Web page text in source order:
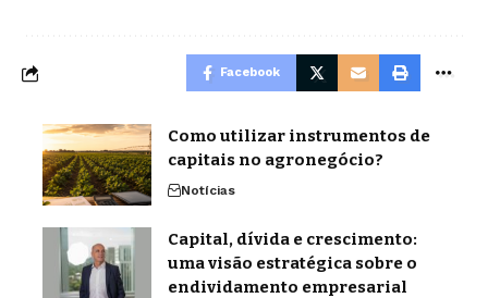
Facebook
Como utilizar instrumentos de
capitais no agronegócio?
Notícias
Capital, dívida e crescimento:
uma visão estratégica sobre o
endividamento empresarial